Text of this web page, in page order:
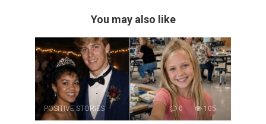
You may also like
POSITIVE STORIES 0 105